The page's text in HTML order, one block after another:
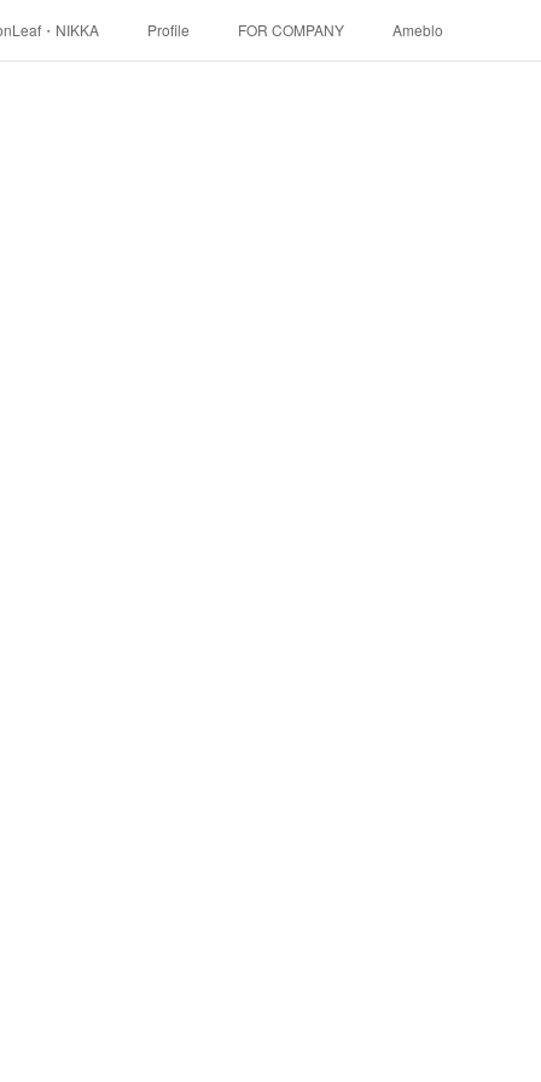
・NIKKA Profile FOR COMPANY Ameblo